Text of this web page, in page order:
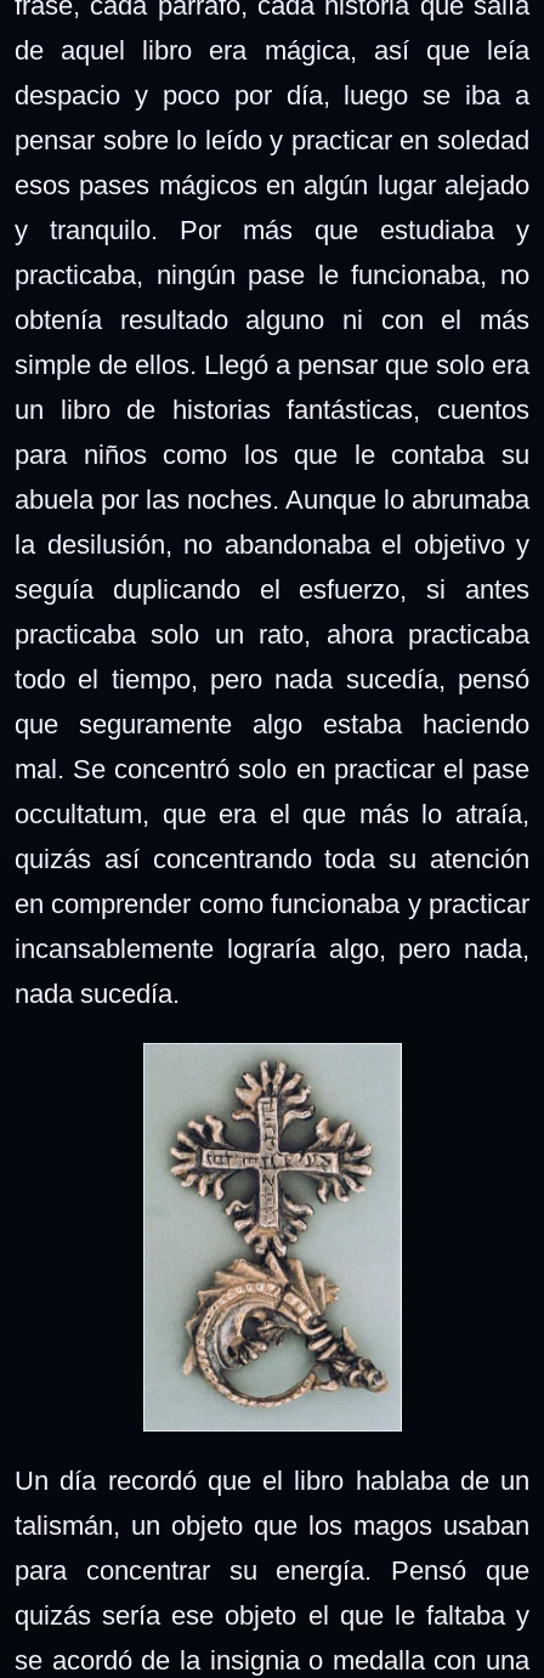
de aquel libro era mágica, así que leía
despacio y poco por día, luego se iba a
pensar sobre lo leído y practicar en soledad
esos pases mágicos en algún lugar alejado
y tranquilo. Por más que estudiaba y
practicaba, ningún pase le funcionaba, no
obtenía resultado alguno ni con el más
simple de ellos. Llegó a pensar que solo era
un libro de historias fantásticas, cuentos
para niños como los que le contaba su
abuela por las noches. Aunque lo abrumaba
la desilusión, no abandonaba el objetivo y
seguía duplicando el esfuerzo, si antes
practicaba solo un rato, ahora practicaba
todo el tiempo, pero nada sucedía, pensó
que seguramente algo estaba haciendo
mal. Se concentró solo en practicar el pase
occultatum, que era el que más lo atraía,
quizás así concentrando toda su atención
en comprender como funcionaba y practicar
incansablemente lograría algo, pero nada,
nada sucedía.
Un día recordó que el libro hablaba de un
talismán, un objeto que los magos usaban
para concentrar su energía. Pensó que
quizás sería ese objeto el que le faltaba y
se acordó de la insignia o medalla con una